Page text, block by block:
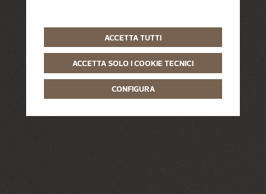
ACCETTA TUTTI
ACCETTA SOLO I COOKIE TECNICI
CONFIGURA